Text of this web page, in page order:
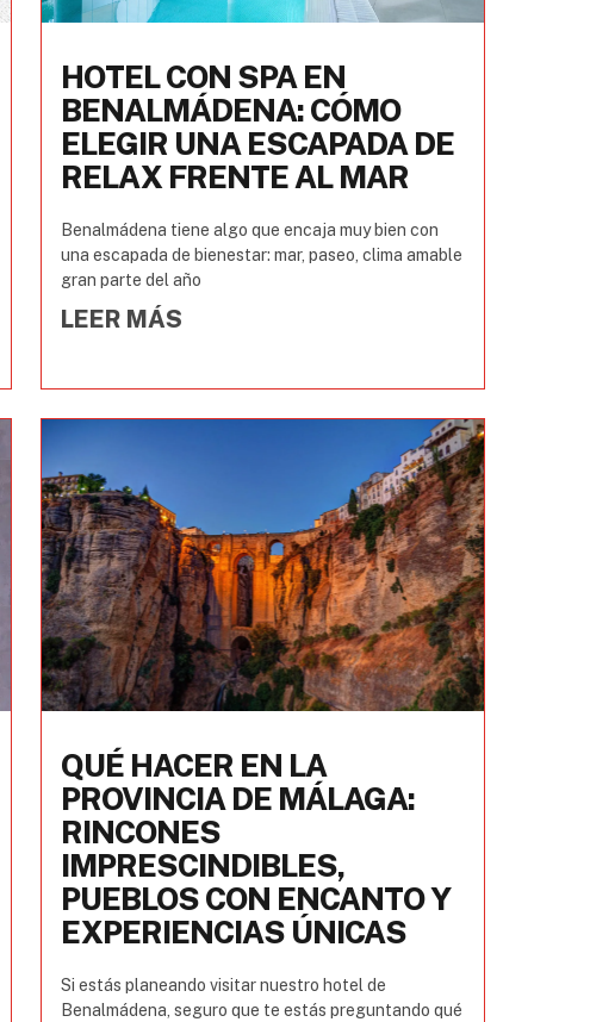
HOTEL CON SPA EN
BENALMÁDENA: CÓMO
ELEGIR UNA ESCAPADA DE
RELAX FRENTE AL MAR
Benalmádena tiene algo que encaja muy bien con
una escapada de bienestar: mar, paseo, clima amable
gran parte del año
LEER MÁS
QUÉ HACER EN LA
PROVINCIA DE MÁLAGA:
RINCONES
IMPRESCINDIBLES,
PUEBLOS CON ENCANTO Y
EXPERIENCIAS ÚNICAS
Si estás planeando visitar nuestro hotel de
Benalmádena, seguro que te estás preguntando qué